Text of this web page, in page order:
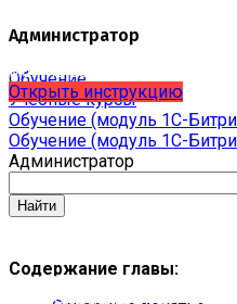
выпущено обновление
разделе "Педагогический
можно разместить
Открыть инструкцию
С 01.02.2026
Администратор
Обучение
Учебные курсы
Обучение (модуль 1С-
Обучение (модуль 1С-
Администратор
Содержание главы: